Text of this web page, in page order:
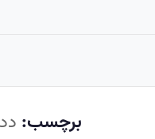
برچسب: